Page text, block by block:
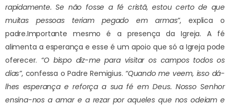
rapidamente. Se não fosse a fé cristã, estou certo de que
muitas pessoas teriam pegado em armas”, explica o
padre.Importante mesmo é a presença da Igreja. A fé
alimenta a esperança e esse é um apoio que só a Igreja pode
oferecer. “O bispo diz-me para visitar os campos todos os
dias”, confessa o Padre Remigius. “Quando me veem, isso dá-
lhes esperança e reforça a sua fé em Deus. Nosso Senhor
ensina-nos a amar e a rezar por aqueles que nos odeiam e